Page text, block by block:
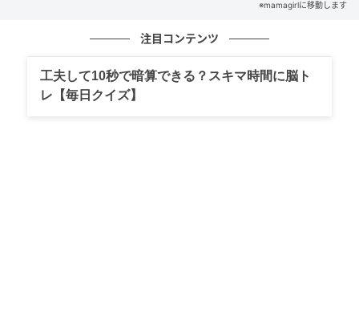
※mamagirlに移動します
注目コンテンツ
工夫して10秒で暗算できる？スキマ時間に脳ト
レ【毎日クイズ】